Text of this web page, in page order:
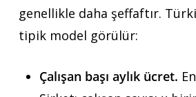
genellikle daha şeffaftır.
tipik model görülür:
Çalışan başı aylık ücret.